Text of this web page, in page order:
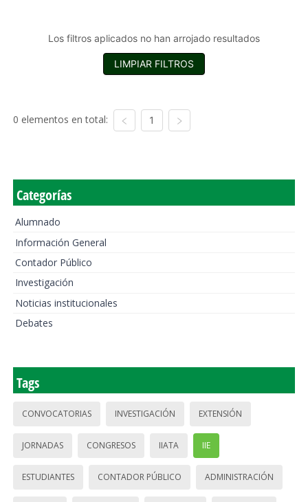
Los filtros aplicados no han arrojado resultados
LIMPIAR FILTROS
0 elementos en total: 1
Categorías
Alumnado
Información General
Contador Público
Investigación
Noticias institucionales
Debates
Tags
CONVOCATORIAS INVESTIGACIÓN EXTENSIÓN
JORNADAS CONGRESOS IIATA IIE
ESTUDIANTES CONTADOR PÚBLICO ADMINISTRACIÓN